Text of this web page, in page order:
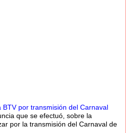
por transmisión del Carnaval
que se efectuó, sobre la
por la transmisión del Carnaval de